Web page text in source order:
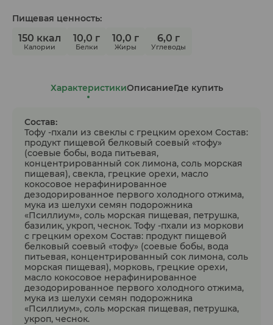
Пищевая ценность:
150 ккал
Калории
10,0 г
Белки
10,0 г
Жиры
6,0 г
Углеводы
ХарактеристикиОписаниеГде купить
Состав:
Тофу -пхали из свеклы с грецким орехом Состав:
продукт пищевой белковый соевый «тофу»
(соевые бобы, вода питьевая,
концентрированный сок лимона, соль морская
пищевая), свекла, грецкие орехи, масло
кокосовое нерафинированное
дезодорированное первого холодного отжима,
мука из шелухи семян подорожника
«Псиллиум», соль морская пищевая, петрушка,
базилик, укроп, чеснок. Тофу -пхали из моркови
с грецким орехом Состав: продукт пищевой
белковый соевый «тофу» (соевые бобы, вода
питьевая, концентрированный сок лимона, соль
морская пищевая), морковь, грецкие орехи,
масло кокосовое нерафинированное
дезодорированное первого холодного отжима,
мука из шелухи семян подорожника
«Псиллиум», соль морская пищевая, петрушка,
укроп, чеснок.